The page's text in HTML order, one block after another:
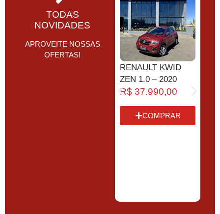
TODAS
NOVIDADES
APROVEITE NOSSAS
OFERTAS!
RENAULT KWID
ZEN 1.0 – 2020
R$ 37.990,00
COMPRAR